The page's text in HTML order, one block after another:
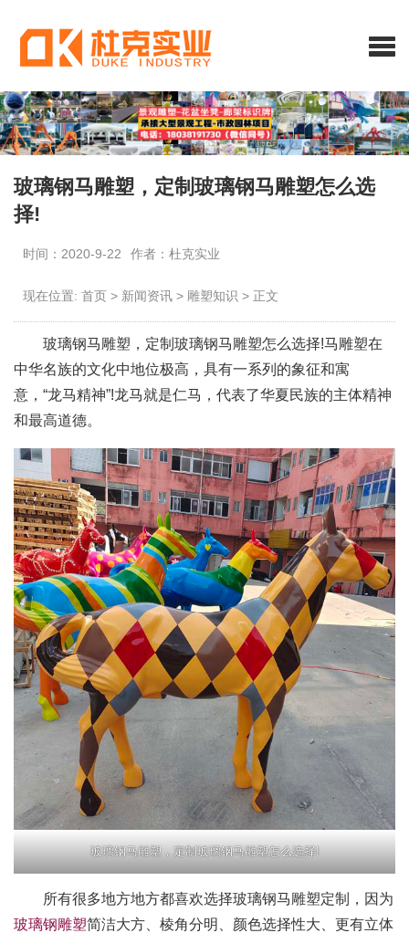
玻璃钢马雕塑，定制玻璃钢马雕塑怎么选
择!
时间：2020-9-22 作者：杜克实业
现在位置: 首页 > 新闻资讯 > 雕塑知识 > 正文
玻璃钢马雕塑，定制玻璃钢马雕塑怎么选择!马雕塑在
中华名族的文化中地位极高，具有一系列的象征和寓
意，“龙马精神”!龙马就是仁马，代表了华夏民族的主体精神
和最高道德。
玻璃钢马雕塑，定制玻璃钢马雕塑怎么选择!
所有很多地方地方都喜欢选择玻璃钢马雕塑定制，因为
玻璃钢雕塑简洁大方、棱角分明、颜色选择性大、更有立体